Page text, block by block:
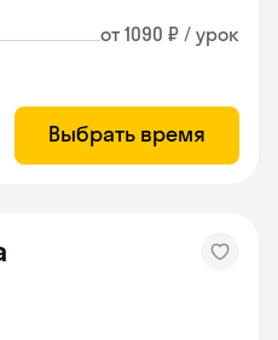
от 1090 ₽ / урок
Выбрать время